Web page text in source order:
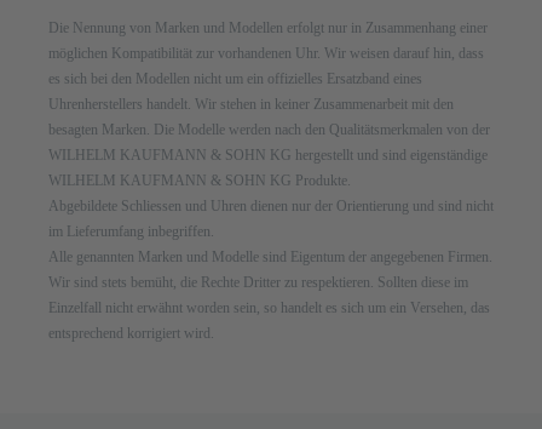
Die Nennung von Marken und Modellen erfolgt nur in Zusammenhang einer
möglichen Kompatibilität zur vorhandenen Uhr. Wir weisen darauf hin, dass
es sich bei den Modellen nicht um ein offizielles Ersatzband eines
Uhrenherstellers handelt. Wir stehen in keiner Zusammenarbeit mit den
besagten Marken. Die Modelle werden nach den Qualitätsmerkmalen von der
WILHELM KAUFMANN & SOHN KG hergestellt und sind eigenständige
WILHELM KAUFMANN & SOHN KG Produkte.
Abgebildete Schliessen und Uhren dienen nur der Orientierung und sind nicht
im Lieferumfang inbegriffen.
Alle genannten Marken und Modelle sind Eigentum der angegebenen Firmen.
Wir sind stets bemüht, die Rechte Dritter zu respektieren. Sollten diese im
Einzelfall nicht erwähnt worden sein, so handelt es sich um ein Versehen, das
entsprechend korrigiert wird.